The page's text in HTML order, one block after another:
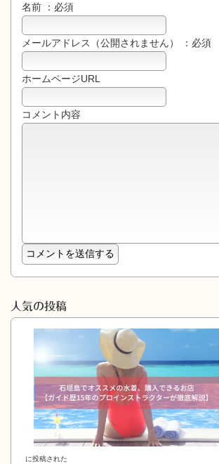
名前 ：必須
メールアドレス（公開されません） ：必須
ホームページURL
コメント内容
人気の投稿
に投稿された